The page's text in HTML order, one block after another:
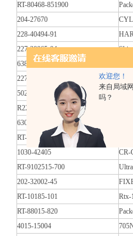
欢迎您！
来自局域
吗？
RT-80468-851900
204-27670
228-40494-91
227-30065-04
638-64737
227-30008-08
5020-86122
R221-75941-30
630-02546-30
RT-34014
1030-42405
CR-
RT-9102515-700
202-32002-45
RT-10185-101
Rtx-
RT-88015-820
4015-15004